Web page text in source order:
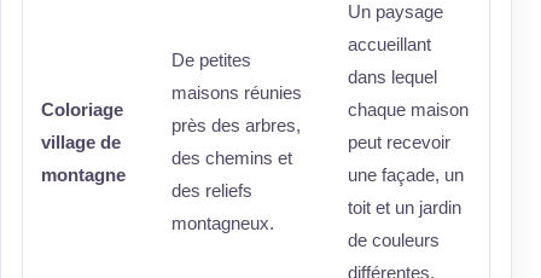
Coloriage
village de
montagne
De petites
maisons réunies
près des arbres,
des chemins et
des reliefs
montagneux.
Un paysage
accueillant
dans lequel
chaque maison
peut recevoir
une façade, un
toit et un jardin
de couleurs
différentes.